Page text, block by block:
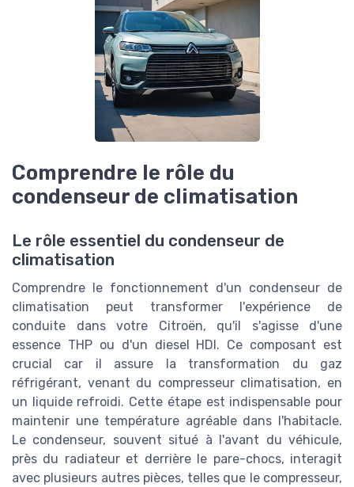
Comprendre le rôle du
condenseur de climatisation
Le rôle essentiel du condenseur de
climatisation
Comprendre le fonctionnement d'un condenseur de
climatisation peut transformer l'expérience de
conduite dans votre Citroën, qu'il s'agisse d'une
essence THP ou d'un diesel HDI. Ce composant est
crucial car il assure la transformation du gaz
réfrigérant, venant du compresseur climatisation, en
un liquide refroidi. Cette étape est indispensable pour
maintenir une température agréable dans l'habitacle.
Le condenseur, souvent situé à l'avant du véhicule,
près du radiateur et derrière le pare-chocs, interagit
avec plusieurs autres pièces, telles que le compresseur,